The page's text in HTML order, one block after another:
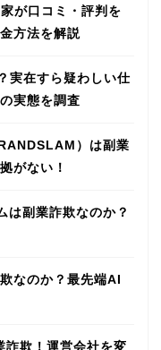
が口コミ・評判を
方法を解説
実在すら疑わしい仕
実態を調査
）は副業
がない！
は副業詐欺なのか？
なのか？最先端AI
欺！運営会社を変